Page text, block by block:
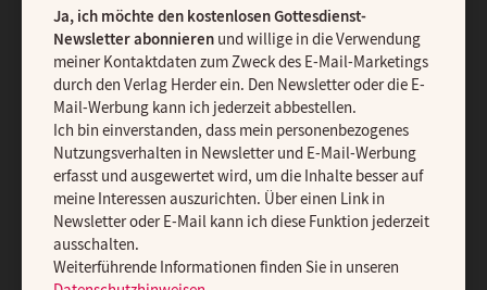
Vertrag widerrufen Abo online kündigen
Ja, ich möchte den kostenlosen Gottesdienst-
Newsletter abonnierenund willige in die Verwendung
meiner Kontaktdaten zum Zweck des E-Mail-Marketings
durch den Verlag Herder ein. Den Newsletter oder die E-
Mail-Werbung kann ich jederzeit abbestellen.
Ich bin einverstanden, dass mein personenbezogenes
Nutzungsverhalten in Newsletter und E-Mail-Werbung
erfasst und ausgewertet wird, um die Inhalte besser auf
meine Interessen auszurichten. Über einen Link in
Newsletter oder E-Mail kann ich diese Funktion jederzeit
ausschalten.
Weiterführende Informationen finden Sie in unseren